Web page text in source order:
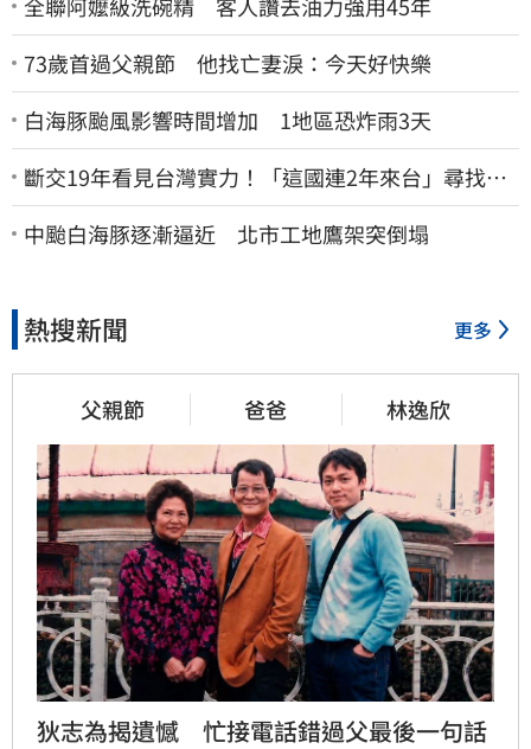
73歲首過父親節 他找亡妻淚：今天好快樂
白海豚颱風影響時間增加 1地區恐炸雨3天
斷交19年看見台灣實力！「這國連2年來台」尋找商
機
中颱白海豚逐漸逼近 北市工地鷹架突倒塌
熱搜新聞 更多
父親節 爸爸 林逸欣
狄志為揭遺憾　忙接電話錯過父最後一句話